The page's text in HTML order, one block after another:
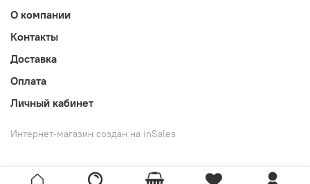
О компании
Контакты
Доставка
Оплата
Личный кабинет
Интернет-магазин создан на inSales